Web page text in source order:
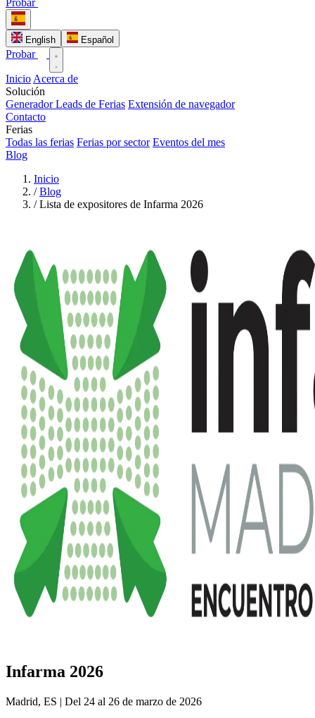
Probar
English Español
Probar
Inicio Acerca de
Solución
Generador Leads de Ferias Extensión de navegador
Contacto
Ferias
Todas las ferias Ferias por sector Eventos del mes
Blog
Inicio
/ Blog
/ Lista de expositores de Infarma 2026
Infarma 2026
Madrid, ES | Del 24 al 26 de marzo de 2026